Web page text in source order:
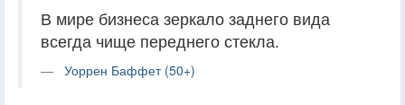
В мире бизнеса зеркало заднего вида
всегда чище переднего стекла.
Уоррен Баффет (50+)